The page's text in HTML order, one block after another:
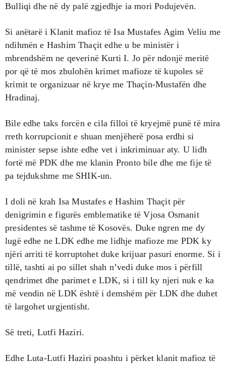
Bulliqi dhe në dy palë zgjedhje ia mori Podujevën.
Si anëtarë i Klanit mafioz të Isa Mustafes Agim Veliu me
ndihmën e Hashim Thaçit edhe u be ministër i
mbrendshëm ne qeverinë Kurti I. Jo për ndonjë meritë
por që të mos zbulohën krimet mafioze të kupoles së
krimit te organizuar në krye me Thaçin-Mustafën dhe
Hradinaj.
Bile edhe taks forcën e cila filloi të kryejmë punë të mira
rreth korrupcionit e shuan menjëherë posa erdhi si
minister sepse ishte edhe vet i inkriminuar aty. U lidh
fortë më PDK dhe me klanin Pronto bile dhe me fije të
pa tejdukshme me SHIK-un.
I doli në krah Isa Mustafes e Hashim Thaçit për
denigrimin e figurës emblematike të Vjosa Osmanit
presidentes së tashme të Kosovës. Duke ngren me dy
lugë edhe ne LDK edhe me lidhje mafioze me PDK ky
njëri arriti të korruptohet duke krijuar pasuri enorme. Si i
tillë, tashti ai po sillet shah n’vedi duke mos i përfill
qendrimet dhe parimet e LDK, si i till ky njeri nuk e ka
më vendin në LDK është i demshëm për LDK dhe duhet
të largohet urgjentisht.
Së treti, Lutfi Haziri.
Edhe Luta-Lutfi Haziri poashtu i përket klanit mafioz të